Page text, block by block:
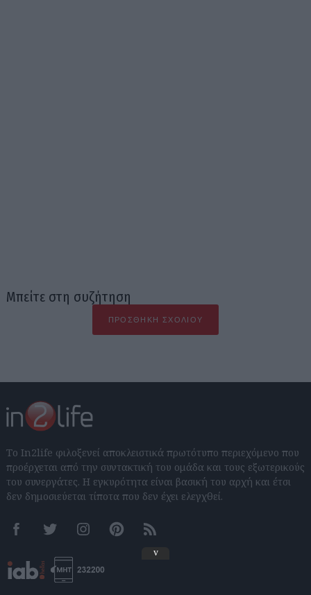
Μπείτε στη συζήτηση
ΠΡΟΣΘΉΚΗ ΣΧΟΛΊΟΥ
Το In2life φιλοξενεί αποκλειστικά πρωτότυπο περιεχόμενο που
προέρχεται από την συντακτική του ομάδα και τους εξωτερικούς
του συνεργάτες. Η εγκυρότητα είναι βασική του αρχή και έτσι
δεν δημοσιεύεται τίποτα που δεν έχει ελεγχθεί.
FacebookTwitter InstagramPinterestRSS feeds
v